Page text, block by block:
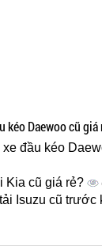
kéo Daewoo cũ
đầu kéo
Kia cũ giá rẻ?
Isuzu cũ trước